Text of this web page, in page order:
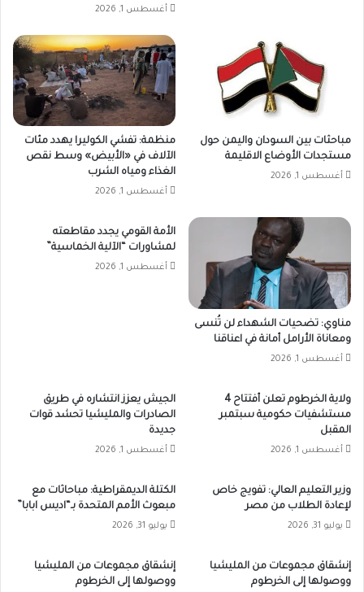
أغسطس 1, 2026
مباحثات بين السودان واليمن حول
مستجدات الأوضاع الاقليمة
أغسطس 1, 2026
منظمة: تفشي الكوليرا يهدد مئات
الآلاف في «الأبيض» وسط نقص
الغذاء ومياه الشرب
أغسطس 1, 2026
مناوي: تضحيات الشهداء لن تُنسى
ومعاناة الأرامل أمانة في اعناقنا
أغسطس 1, 2026
الأمة القومي يجدد مقاطعته
لمشاورات “الآلية الخماسية”
أغسطس 1, 2026
ولاية الخرطوم تعلن أفتتاح 4
مستشفيات حكومية سبتمبر
المقبل
أغسطس 1, 2026
الجيش يعزز انتشاره في طريق
الصادرات والمليشيا تحشد قوات
جديدة
أغسطس 1, 2026
وزير التعليم العالي: تفويج خاص
لإعادة الطلاب من مصر
يوليو 31, 2026
الكتلة الديمقراطية: مباحاثات مع
مبعوث الأمم المتحدة بـ“اديس ابابا”
يوليو 31, 2026
إنشقاق مجموعات من المليشيا
ووصولها إلى الخرطوم
إنشقاق مجموعات من المليشيا
ووصولها إلى الخرطوم